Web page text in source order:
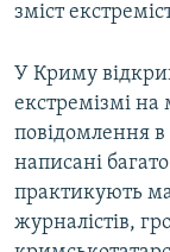
зміст
У Криму
екстремізмі на
повідомлення
написані
практикують
журналістів,